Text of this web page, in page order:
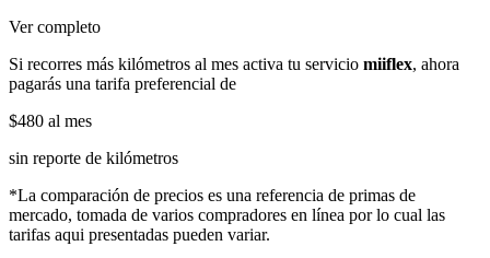
Ver completo
Si recorres más kilómetros al mes activa tu servicio miiflex, ahora
pagarás una tarifa preferencial de
$480 al mes
sin reporte de kilómetros
*La comparación de precios es una referencia de primas de
mercado, tomada de varios compradores en línea por lo cual las
tarifas aqui presentadas pueden variar.